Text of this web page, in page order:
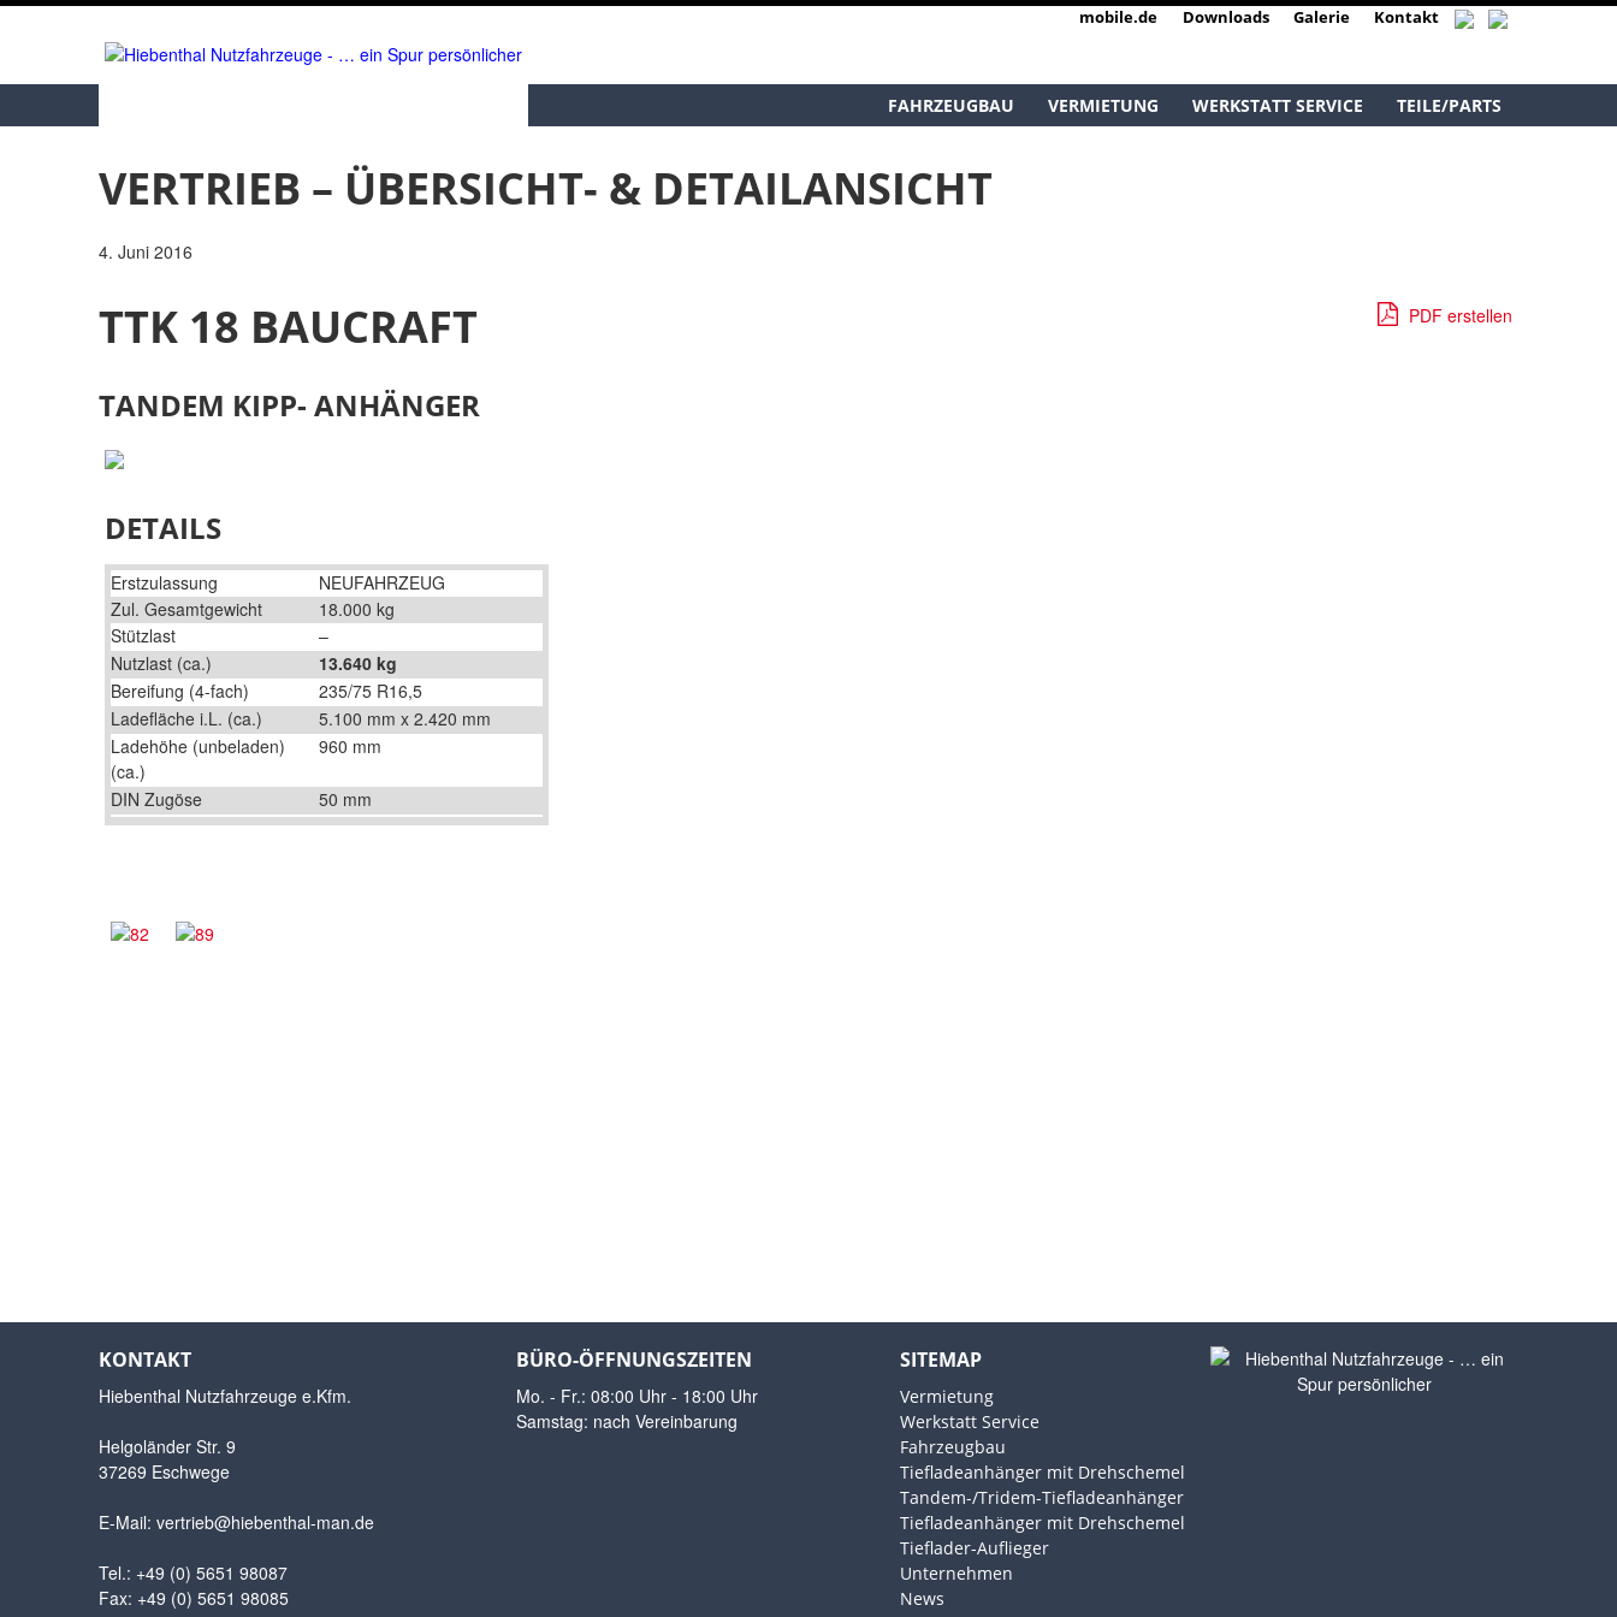
mobile.de Downloads Galerie Kontakt
TEILE/PARTS
WERKSTATT SERVICE
VERMIETUNG
FAHRZEUGBAU
VERTRIEB – ÜBERSICHT- & DETAILANSICHT
4. Juni 2016
PDF erstellen
TTK 18 BAUCRAFT
TANDEM KIPP- ANHÄNGER
DETAILS
Erstzulassung
NEUFAHRZEUG
Zul. Gesamtgewicht
18.000 kg
Stützlast
–
Nutzlast (ca.)
13.640 kg
Bereifung (4-fach)
235/75 R16,5
Ladefläche i.L. (ca.)
5.100 mm x 2.420 mm
Ladehöhe (unbeladen)
(ca.)
960 mm
DIN Zugöse 50 mm
KONTAKT
Hiebenthal Nutzfahrzeuge e.Kfm.
Helgoländer Str. 9
37269 Eschwege
E-Mail: vertrieb@hiebenthal-man.de
Tel.: +49 (0) 5651 98087
Fax: +49 (0) 5651 98085
BÜRO-ÖFFNUNGSZEITEN
Mo. - Fr.: 08:00 Uhr - 18:00 Uhr
Samstag: nach Vereinbarung
SITEMAP
Vermietung
Werkstatt Service
Fahrzeugbau
Tiefladeanhänger mit Drehschemel
Tandem-/Tridem-Tiefladeanhänger
Tiefladeanhänger mit Drehschemel
Tieflader-Auflieger
Unternehmen
News